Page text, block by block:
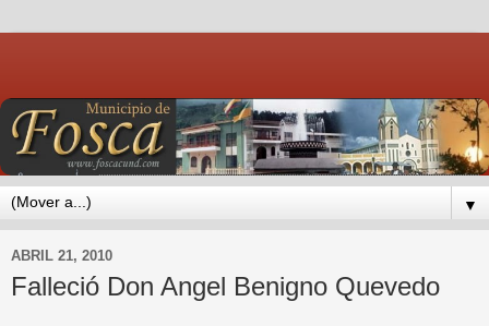
▼
ABRIL 21, 2010
Falleció Don Angel Benigno Quevedo